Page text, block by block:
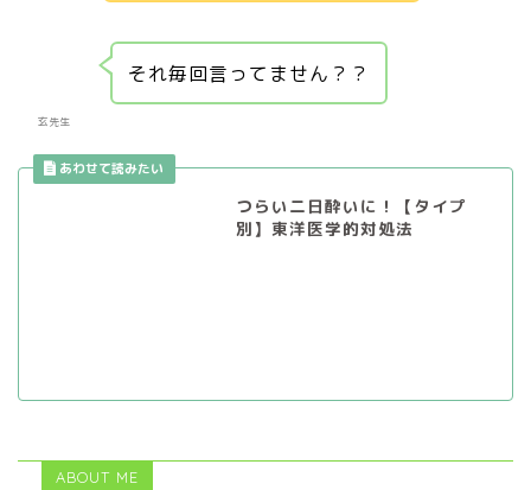
玄先生
それ毎回言ってません？？
つらい二日酔いに！【タイプ
別】東洋医学的対処法
ABOUT ME